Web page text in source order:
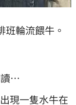
班輪流餵牛。
讀…
現一隻水牛在